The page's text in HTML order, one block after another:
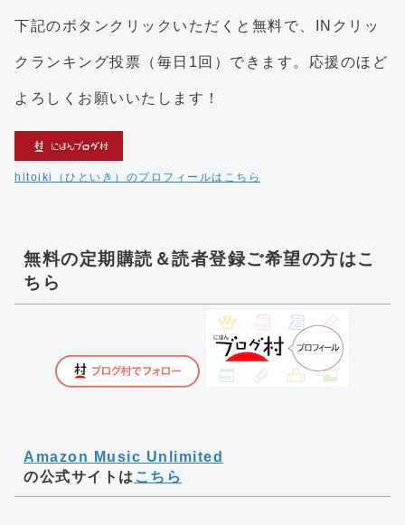
下記のボタンクリックいただくと無料で、INクリッ
クランキング投票（毎日1回）できます。応援のほど
よろしくお願いいたします！
hitoiki（ひといき）のプロフィールはこちら
無料の定期購読＆読者登録ご希望の方はこ
ちら
Amazon Music Unlimited
の公式サイトは こちら